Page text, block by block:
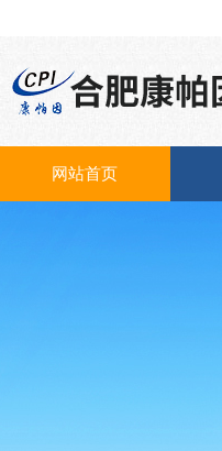
网站首页